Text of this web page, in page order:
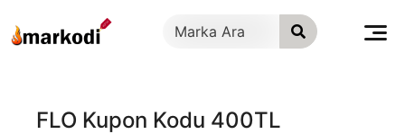
geç
FLO Kupon Kodu 400TL